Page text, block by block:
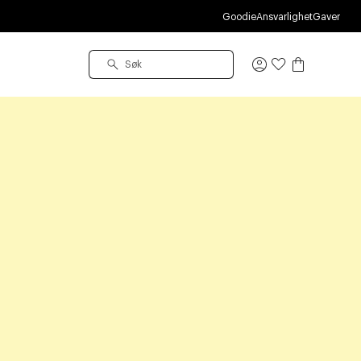
GoodieAnsvarlighetGaver
Logg